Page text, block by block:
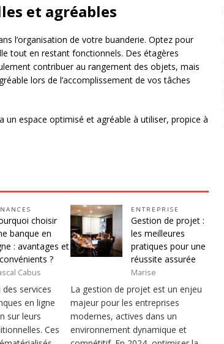
et agréables
l’organisation de votre buanderie. Optez pour
tout en restant fonctionnels. Des étagères
contribuer au rangement des objets, mais
lors de l’accomplissement de vos tâches
un espace optimisé et agréable à utiliser, propice à
choisir
banque en
: avantages et
?
Cabus
des services
en ligne
sur leurs
Ces
ENTREPRISE
Gestion de projet :
les meilleures
pratiques pour une
réussite assurée
Marise
La gestion de projet est un enjeu
majeur pour les entreprises
modernes, actives dans un
environnement dynamique et